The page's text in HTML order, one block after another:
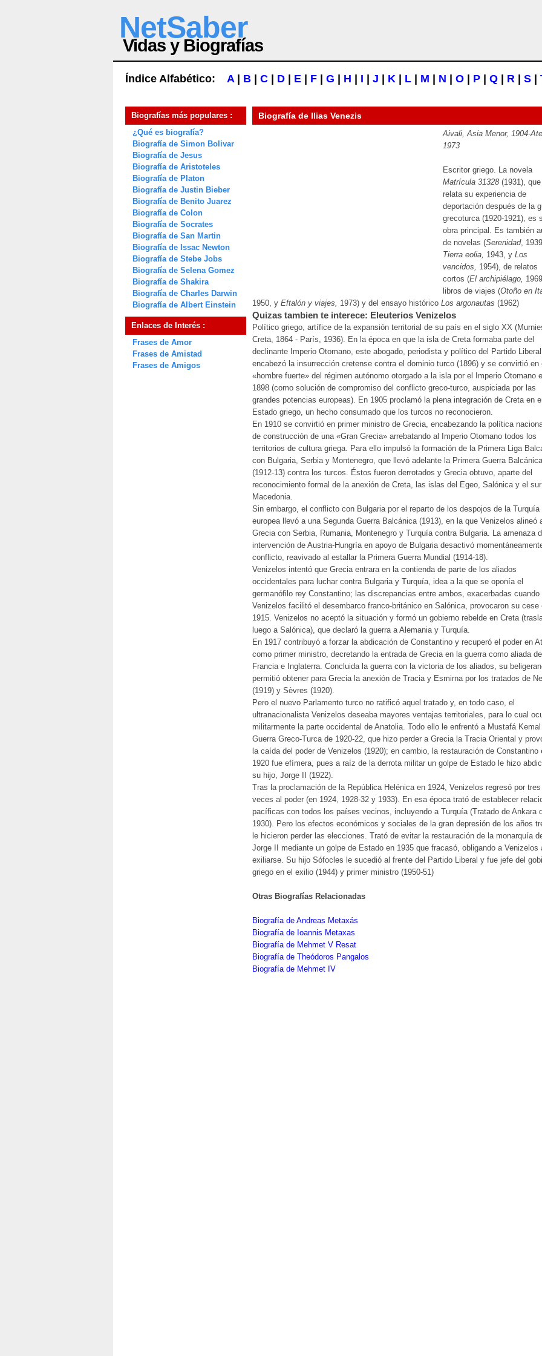
NetSaber
Vidas y Biografías
Índice Alfabético: A| B C D E F G H I J K L M N O P Q R S
Biografías más populares :
¿Qué es biografía?
Biografía de Simon Bolivar
Biografía de Jesus
Biografía de Aristoteles
Biografía de Platon
Biografía de Justin Bieber
Biografía de Benito Juarez
Biografía de Colon
Biografía de Socrates
Biografía de San Martin
Biografía de Issac Newton
Biografía de Stebe Jobs
Biografía de Selena Gomez
Biografía de Shakira
Biografía de Charles Darwin
Biografía de Albert Einstein
Enlaces de Interés :
Frases de Amor
Frases de Amistad
Frases de Amigos
Biografía de Ilias Venezis
Aivali, Asia Menor, 1904-
1973
Escritor griego. La novela
Matrícula 31328 (1931), que
relata su experiencia de
deportación después de la
grecoturca (1920-1921), es
obra principal. Es también
de novelas (Serenidad,
Tierra eolia, 1943, y Los
vencidos, 1954), de relatos
cortos (El archipiélago,
libros de viajes (Otoño en
1950, y Eftalón y viajes, 1973) y del ensayo histórico Los argonautas (1962)
Quizas tambien te interece: Eleuterios Venizelos
Político griego, artífice de la expansión territorial de su país en el siglo XX
Creta, 1864 - París, 1936). En la época en que la isla de Creta formaba parte del
declinante Imperio Otomano, este abogado, periodista y político del Partido
encabezó la insurrección cretense contra el dominio turco (1896) y se convirtió en
«hombre fuerte» del régimen autónomo otorgado a la isla por el Imperio Otomano
1898 (como solución de compromiso del conflicto greco-turco, auspiciada por las
grandes potencias europeas). En 1905 proclamó la plena integración de Creta en el
Estado griego, un hecho consumado que los turcos no reconocieron.
En 1910 se convirtió en primer ministro de Grecia, encabezando la política
de construcción de una «Gran Grecia» arrebatando al Imperio Otomano todos los
territorios de cultura griega. Para ello impulsó la formación de la Primera Liga
con Bulgaria, Serbia y Montenegro, que llevó adelante la Primera Guerra Balcánica
(1912-13) contra los turcos. Éstos fueron derrotados y Grecia obtuvo, aparte del
reconocimiento formal de la anexión de Creta, las islas del Egeo, Salónica y el
Macedonia.
Sin embargo, el conflicto con Bulgaria por el reparto de los despojos de la Turquía
europea llevó a una Segunda Guerra Balcánica (1913), en la que Venizelos alineó
Grecia con Serbia, Rumania, Montenegro y Turquía contra Bulgaria. La amenaza
intervención de Austria-Hungría en apoyo de Bulgaria desactivó
conflicto, reavivado al estallar la Primera Guerra Mundial (1914-18).
Venizelos intentó que Grecia entrara en la contienda de parte de los aliados
occidentales para luchar contra Bulgaria y Turquía, idea a la que se oponía el
germanófilo rey Constantino; las discrepancias entre ambos, exacerbadas cuando
Venizelos facilitó el desembarco franco-británico en Salónica, provocaron su cese
1915. Venizelos no aceptó la situación y formó un gobierno rebelde en Creta
luego a Salónica), que declaró la guerra a Alemania y Turquía.
En 1917 contribuyó a forzar la abdicación de Constantino y recuperó el poder en
como primer ministro, decretando la entrada de Grecia en la guerra como aliada de
Francia e Inglaterra. Concluida la guerra con la victoria de los aliados, su
permitió obtener para Grecia la anexión de Tracia y Esmirna por los tratados de
(1919) y Sèvres (1920).
Pero el nuevo Parlamento turco no ratificó aquel tratado y, en todo caso, el
ultranacionalista Venizelos deseaba mayores ventajas territoriales, para lo cual
militarmente la parte occidental de Anatolia. Todo ello le enfrentó a Mustafá
Guerra Greco-Turca de 1920-22, que hizo perder a Grecia la Tracia Oriental y
la caída del poder de Venizelos (1920); en cambio, la restauración de Constantino
1920 fue efímera, pues a raíz de la derrota militar un golpe de Estado le hizo
su hijo, Jorge II (1922).
Tras la proclamación de la República Helénica en 1924, Venizelos regresó por tres
veces al poder (en 1924, 1928-32 y 1933). En esa época trató de establecer
pacíficas con todos los países vecinos, incluyendo a Turquía (Tratado de Ankara
1930). Pero los efectos económicos y sociales de la gran depresión de los años
le hicieron perder las elecciones. Trató de evitar la restauración de la monarquía
Jorge II mediante un golpe de Estado en 1935 que fracasó, obligando a Venizelos
exiliarse. Su hijo Sófocles le sucedió al frente del Partido Liberal y fue jefe del
griego en el exilio (1944) y primer ministro (1950-51)
Otras Biografías Relacionadas
Biografía de Andreas Metaxás
Biografía de Ioannis Metaxas
Biografía de Mehmet V Resat
Biografía de Theódoros Pangalos
Biografía de Mehmet IV